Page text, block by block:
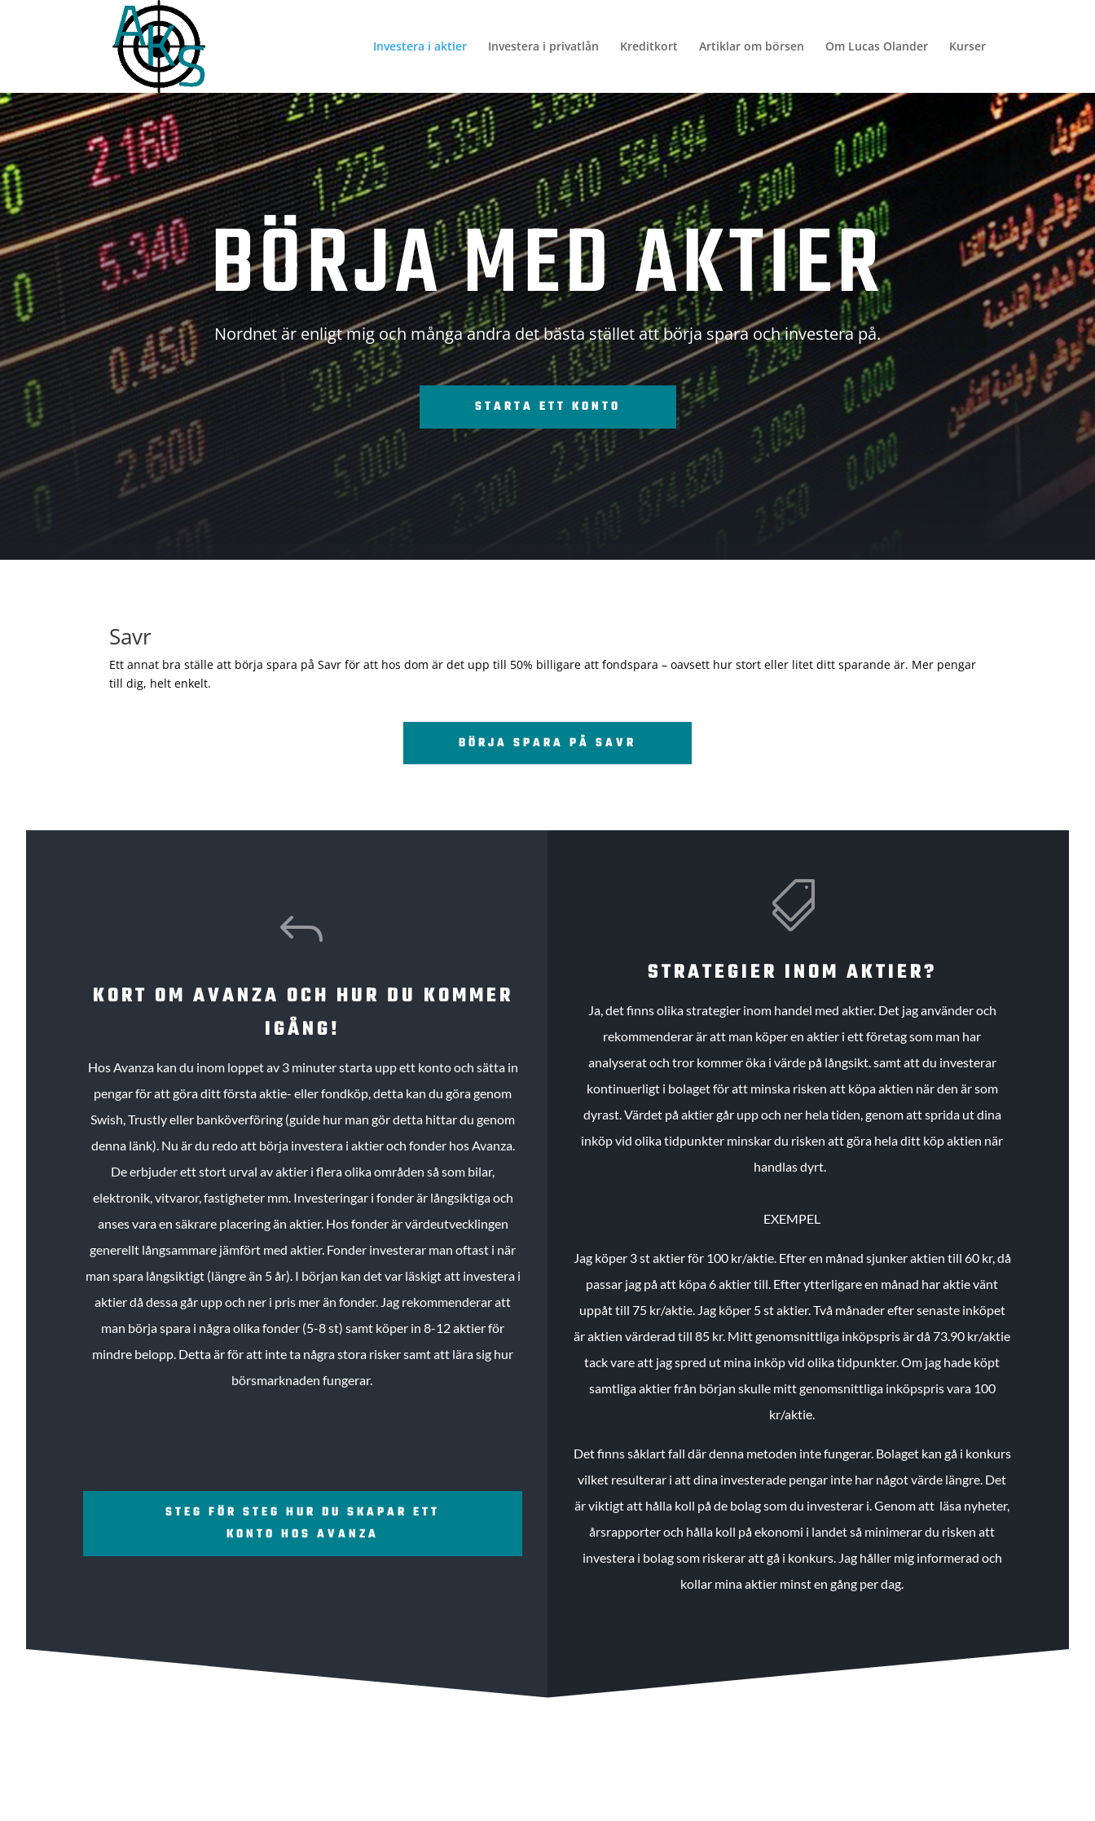
Investera i aktier Investera i privatlån Kreditkort Artiklar om börsen Om Lucas Olander Kurser
BÖRJA MED AKTIER
Nordnet är enligt mig och många andra det bästa stället att börja spara och investera på.
STARTA ETT KONTO
Savr
Ett annat bra ställe att börja spara på Savr för att hos dom är det upp till 50% billigare att fondspara – oavsett hur stort eller litet ditt sparande är. Mer pengar
till dig, helt enkelt.
BÖRJA SPARA PÅ SAVR
J
KORT OM AVANZA OCH HUR DU KOMMER
IGÅNG!
Hos Avanza kan du inom loppet av 3 minuter starta upp ett konto och sätta in
pengar för att göra ditt första aktie- eller fondköp, detta kan du göra genom
Swish, Trustly eller banköverföring (guide hur man gör detta hittar du genom
denna länk). Nu är du redo att börja investera i aktier och fonder hos Avanza.
De erbjuder ett stort urval av aktier i flera olika områden så som bilar,
elektronik, vitvaror, fastigheter mm. Investeringar i fonder är långsiktiga och
anses vara en säkrare placering än aktier. Hos fonder är värdeutvecklingen
generellt långsammare jämfört med aktier. Fonder investerar man oftast i när
man spara långsiktigt (längre än 5 år). I början kan det var läskigt att investera i
aktier då dessa går upp och ner i pris mer än fonder. Jag rekommenderar att
man börja spara i några olika fonder (5-8 st) samt köper in 8-12 aktier för
mindre belopp. Detta är för att inte ta några stora risker samt att lära sig hur
börsmarknaden fungerar.
STEG FÖR STEG HUR DU SKAPAR ETT
KONTO HOS AVANZA

STRATEGIER INOM AKTIER?
Ja, det finns olika strategier inom handel med aktier. Det jag använder och
rekommenderar är att man köper en aktier i ett företag som man har
analyserat och tror kommer öka i värde på långsikt. samt att du investerar
kontinuerligt i bolaget för att minska risken att köpa aktien när den är som
dyrast. Värdet på aktier går upp och ner hela tiden, genom att sprida ut dina
inköp vid olika tidpunkter minskar du risken att göra hela ditt köp aktien när
handlas dyrt.
EXEMPEL
Jag köper 3 st aktier för 100 kr/aktie. Efter en månad sjunker aktien till 60 kr, då
passar jag på att köpa 6 aktier till. Efter ytterligare en månad har aktie vänt
uppåt till 75 kr/aktie. Jag köper 5 st aktier.Två månader efter senaste inköpet
är aktien värderad till 85 kr. Mitt genomsnittliga inköpspris är då 73.90 kr/aktie
tack vare att jag spred ut mina inköp vid olika tidpunkter. Om jag hade köpt
samtliga aktier från början skulle mitt genomsnittliga inköpspris vara 100
kr/aktie.
Det finns såklart fall där denna metoden inte fungerar. Bolaget kan gå i konkurs
vilket resulterar i att dina investerade pengar inte har något värde längre. Det
är viktigt att hålla koll på de bolag som du investerar i. Genom att läsa nyheter,
årsrapporter och hålla koll på ekonomi i landet så minimerar du risken att
investera i bolag som riskerar att gå i konkurs. Jag håller mig informerad och
kollar mina aktier minst en gång per dag.